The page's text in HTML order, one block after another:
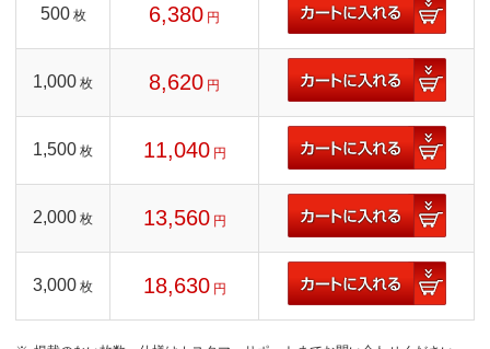
500 枚 6,380 円
1,000 枚 8,620 円
1,500 枚 11,040 円
2,000 枚 13,560 円
3,000 枚 18,630 円